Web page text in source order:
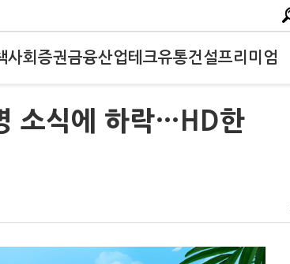
사회 증권금융산업테크유통건설프리미엄
소식에 하락…HD한